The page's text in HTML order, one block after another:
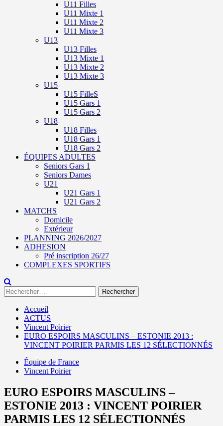
U11 Filles
U11 Mixte 1
U11 Mixte 2
U11 Mixte 3
U13
U13 Filles
U13 Mixte 1
U13 Mixte 2
U13 Mixte 3
U15
U15 FilleS
U15 Gars 1
U15 Gars 2
U18
U18 Filles
U18 Gars 1
U18 Gars 2
ÉQUIPES ADULTES
Seniors Gars 1
Seniors Dames
U21
U21 Gars 1
U21 Gars 2
MATCHS
Domicile
Extérieur
PLANNING 2026/2027
ADHESION
Pré inscription 26/27
COMPLEXES SPORTIFS
Rechercher :
Accueil
ACTUS
Vincent Poirier
EURO ESPOIRS MASCULINS – ESTONIE 2013 :
VINCENT POIRIER PARMIS LES 12 SÉLECTIONNÉS
Équipe de France
Vincent Poirier
EURO ESPOIRS MASCULINS –
ESTONIE 2013 : VINCENT POIRIER
PARMIS LES 12 SÉLECTIONNÉS